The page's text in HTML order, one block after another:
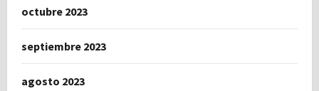
octubre 2023
septiembre 2023
agosto 2023